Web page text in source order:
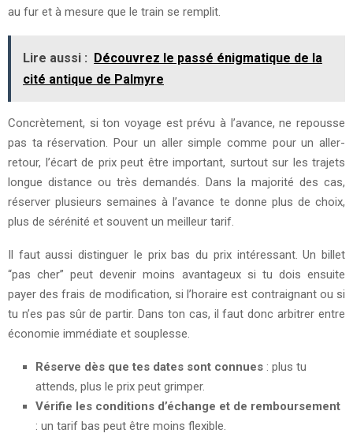
au fur et à mesure que le train se remplit.
Lire aussi : Découvrez le passé énigmatique de la
cité antique de Palmyre
Concrètement, si ton voyage est prévu à l’avance, ne repousse
pas ta réservation. Pour un aller simple comme pour un aller-
retour, l’écart de prix peut être important, surtout sur les trajets
longue distance ou très demandés. Dans la majorité des cas,
réserver plusieurs semaines à l’avance te donne plus de choix,
plus de sérénité et souvent un meilleur tarif.
Il faut aussi distinguer le prix bas du prix intéressant. Un billet
“pas cher” peut devenir moins avantageux si tu dois ensuite
payer des frais de modification, si l’horaire est contraignant ou si
tu n’es pas sûr de partir. Dans ton cas, il faut donc arbitrer entre
économie immédiate et souplesse.
Réserve dès que tes dates sont connues : plus tu
attends, plus le prix peut grimper.
Vérifie les conditions d’échange et de remboursement
: un tarif bas peut être moins flexible.